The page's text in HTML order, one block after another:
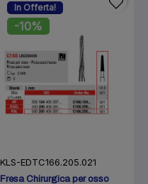
In Offerta!
-10%
KLS-EDTC166.205.021
Fresa Chirurgica per osso